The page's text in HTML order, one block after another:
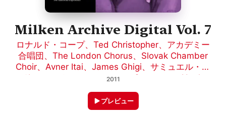
Milken Archive Digital Vol. 7
ロナルド・コープ、 Ted Christopher、 アカデミー
合唱団 、 The London Chorus、 Slovak Chamber
Choir、 Avner Itai、 James Ghigi、 サミュエル・ア
ドラー
ジョセフ・カラン Spectrum
Hugh
ヴァキア放送交響楽団、Patrick Mason
ド・ピットマン・ジェニングス
2011
プレビュー